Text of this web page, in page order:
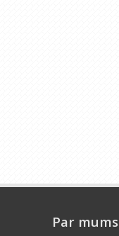
Par mums